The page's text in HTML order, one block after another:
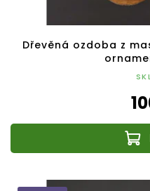
Dřevěná ozdoba z